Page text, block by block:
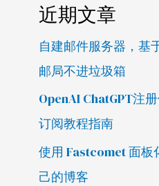
近期文章
自建邮件服务器，基
邮局不进垃圾箱
OpenAI ChatGPT注
订阅教程指南
使用 Fastcomet 面板
己的博客